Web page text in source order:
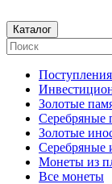
Каталог
Золотые
Серебряные
Золотые
Серебряные
Монеты из
Все монеты